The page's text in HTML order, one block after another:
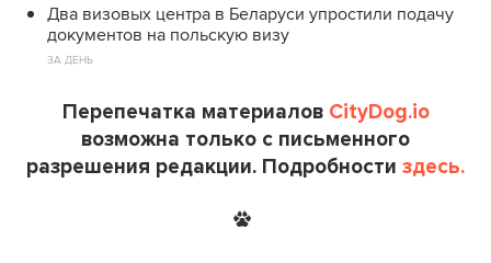
Два визовых центра в Беларуси упростили подачу
документов на польскую визу
ЗА ДЕНЬ
Перепечатка материалов CityDog.io
возможна только с письменного
разрешения редакции. Подробности здесь.